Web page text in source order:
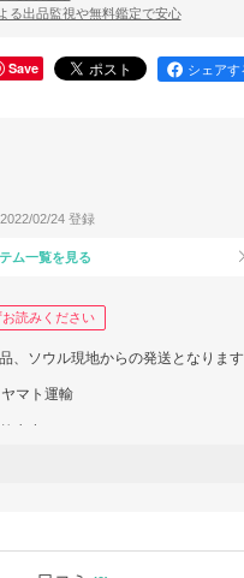
る出品監視や無料鑑定で安心
Save シェアす
2022/02/24 登録
ム一覧を見る
読みください
、ソウル現地からの発送となります
マト運輸
ます。
がご対応させて頂きます！(日本人ス
！